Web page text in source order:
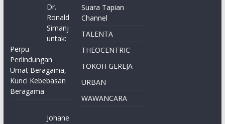
Dr.
Ronald
Simanj
untak:
Perpu
Perlindungan
Umat Beragama,
Kunci Kebebasan
Beragama
Johane
Suara Tapian
Channel
TALENTA
THEOCENTRIC
TOKOH GEREJA
URBAN
WAWANCARA